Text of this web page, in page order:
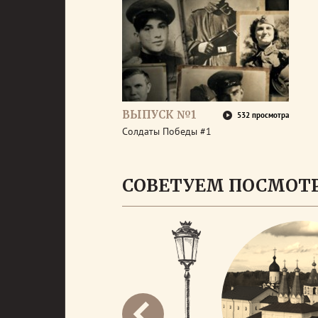
ВЫПУСК №1 532 просмотра
Солдаты Победы #1
СОВЕТУЕМ